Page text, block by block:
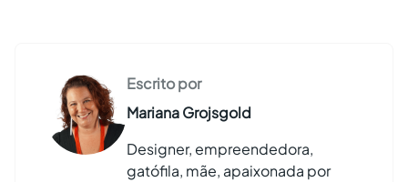
Escrito por
Mariana Grojsgold
Designer, empreendedora,
gatófila, mãe, apaixonada por